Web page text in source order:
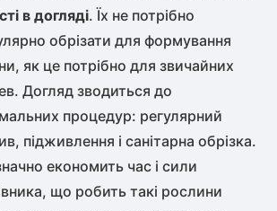
в догляді. Їх не потрібно
обрізати для формування
як це потрібно для звичайних
Догляд зводиться до
процедур: регулярний
підживлення і санітарна обрізка.
економить час і сили
що робить такі рослини